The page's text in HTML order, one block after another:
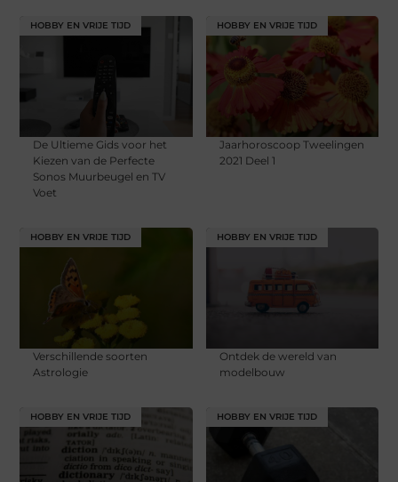
HOBBY EN VRIJE TIJD
De Ultieme Gids voor het
Kiezen van de Perfecte
Sonos Muurbeugel en TV
Voet
HOBBY EN VRIJE TIJD
Jaarhoroscoop Tweelingen
2021 Deel 1
HOBBY EN VRIJE TIJD
Verschillende soorten
Astrologie
HOBBY EN VRIJE TIJD
Ontdek de wereld van
modelbouw
HOBBY EN VRIJE TIJD HOBBY EN VRIJE TIJD